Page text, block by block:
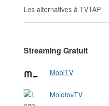
Les alternatives à TVTAP
Streaming Gratuit
MobiTV
MolotovTV